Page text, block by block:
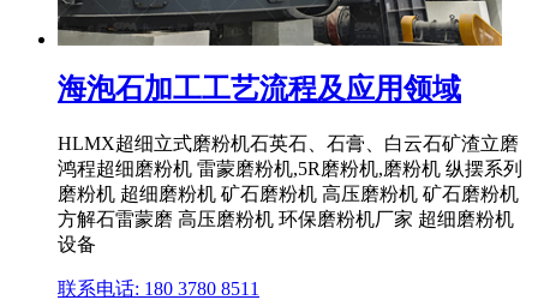
海泡石加工工艺流程及应用领域
HLMX超细立式磨粉机石英石、石膏、白云石矿渣立磨
鸿程超细磨粉机 雷蒙磨粉机,5R磨粉机,磨粉机 纵摆系列
磨粉机 超细磨粉机 矿石磨粉机 高压磨粉机 矿石磨粉机
方解石雷蒙磨 高压磨粉机 环保磨粉机厂家 超细磨粉机
设备
联系电话: 180 3780 8511